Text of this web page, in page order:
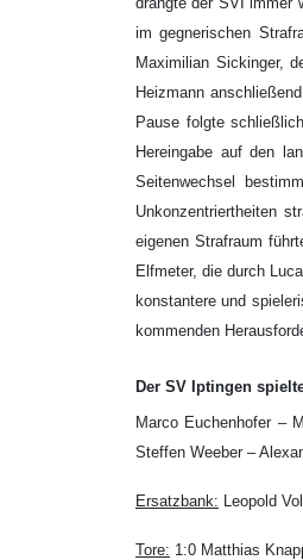
im gegnerischen
Maximilian Sickinger,
Heizmann
Pause folgte
Hereingabe auf den
Seitenwechsel
Unkonzentriertheiten
eigenen Strafraum
Elfmeter, die durch
konstantere und
kommenden
Der SV Iptingen
Marco Euchenhofer –
Steffen Weeber –
Ersatzbank: Leopold
Tore: 1:0 Matthias